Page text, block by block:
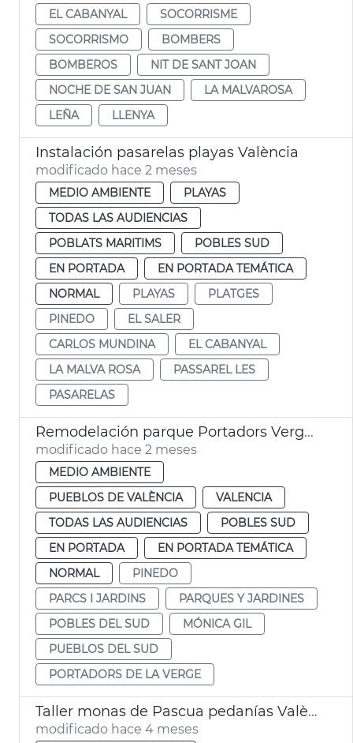
EL CABANYAL
SOCORRISME
SOCORRISMO
BOMBERS
BOMBEROS
NIT DE SANT JOAN
NOCHE DE SAN JUAN
LA MALVAROSA
LEÑA
LLENYA
Instalación pasarelas playas València
modificado hace 2 meses
MEDIO AMBIENTE
PLAYAS
TODAS LAS AUDIENCIAS
POBLATS MARITIMS
POBLES SUD
EN PORTADA
EN PORTADA TEMÁTICA
NORMAL
PLAYAS
PLATGES
PINEDO
EL SALER
CARLOS MUNDINA
EL CABANYAL
LA MALVA ROSA
PASSAREL LES
PASARELAS
Remodelación parque Portadors Verge Pinedo
modificado hace 2 meses
MEDIO AMBIENTE
PUEBLOS DE VALÈNCIA
VALENCIA
TODAS LAS AUDIENCIAS
POBLES SUD
EN PORTADA
EN PORTADA TEMÁTICA
NORMAL
PINEDO
PARCS I JARDINS
PARQUES Y JARDINES
POBLES DEL SUD
MÓNICA GIL
PUEBLOS DEL SUD
PORTADORS DE LA VERGE
Taller monas de Pascua pedanías València
modificado hace 4 meses